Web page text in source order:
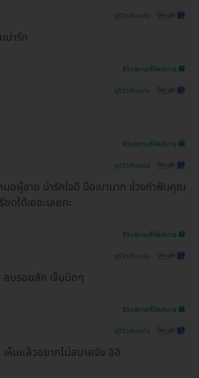
ดูรีวิวต้นฉบับ
น่ารัก
รีวิวสถานที่ให้บริการ 🏥
ดูรีวิวต้นฉบับ
รีวิวสถานที่ให้บริการ 🏥
ดูรีวิวต้นฉบับ
อผู้ชาย น่ารักใจดี มือเบามาก ช่วงทำฟันคุณ
ดได้เยอะเลยคะ
รีวิวสถานที่ให้บริการ 🏥
ดูรีวิวต้นฉบับ
ลบรอยสัก เจ็บนิดๆ
รีวิวสถานที่ให้บริการ 🏥
ดูรีวิวต้นฉบับ
ห็นแล้วอยากไม่สบายจัง อิอิ